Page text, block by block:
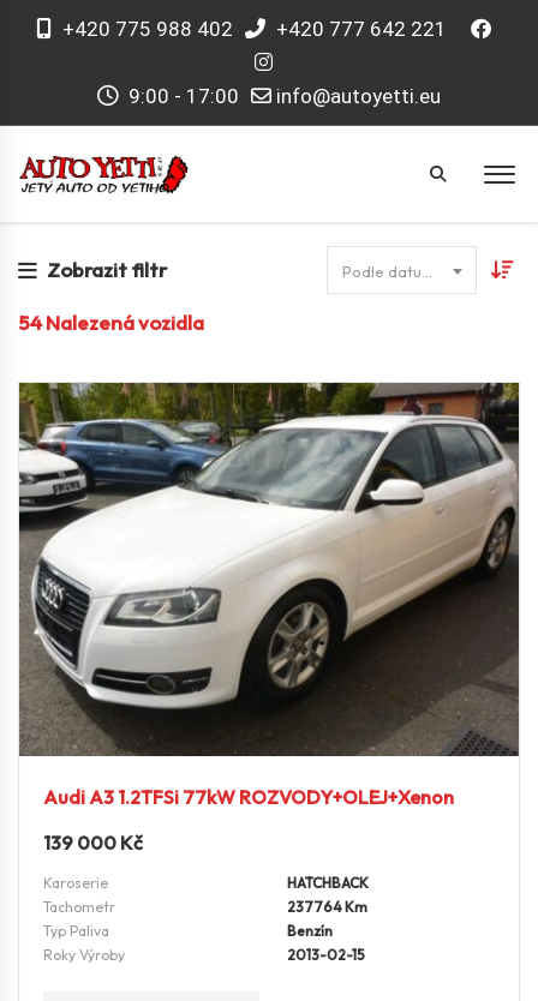
+420 775 988 402 +420 777 642 221
9:00 - 17:00 info@autoyetti.eu
Zobrazit filtr
54Nalezená vozidla
Audi A3 1.2TFSi 77kW ROZVODY+OLEJ+Xenon
139 000 Kč
Karoserie
HATCHBACK
Tachometr
237764 Km
Typ Paliva
Benzín
Roky Výroby
2013-02-15